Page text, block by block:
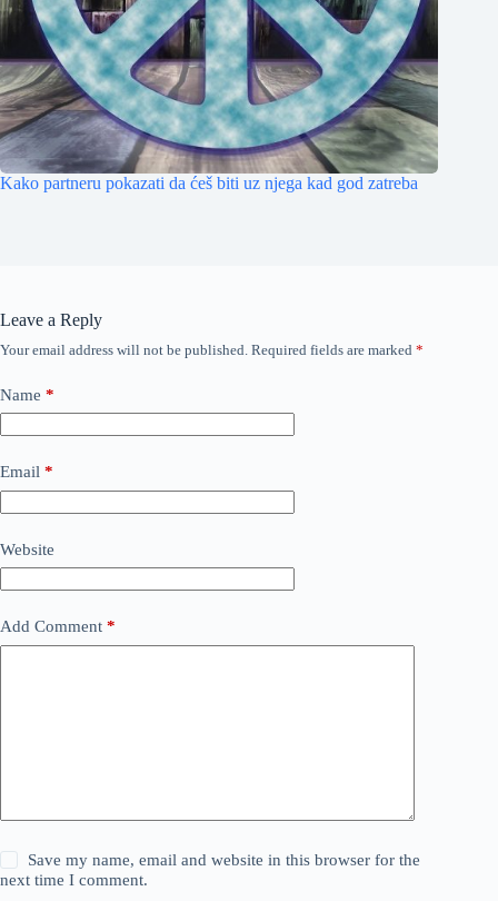
Kako partneru pokazati da ćeš biti uz njega kad god zatreba
Leave a Reply
Your email address will not be published. Required fields are marked *
Name *
Email *
Website
Add Comment *
Save my name, email and website in this browser for the
next time I comment.